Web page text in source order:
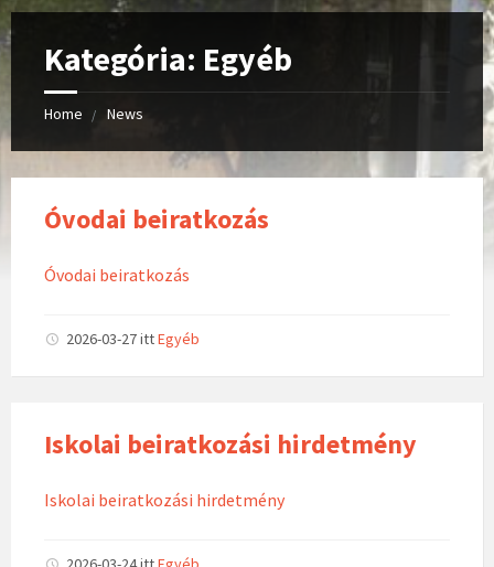
Kategória: Egyéb
Home News
Óvodai beiratkozás
Óvodai beiratkozás
2026-03-27ittEgyéb
Iskolai beiratkozási hirdetmény
Iskolai beiratkozási hirdetmény